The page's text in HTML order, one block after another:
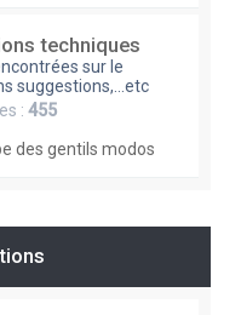
techniques
sur le
suggestions,...etc
: 455
des gentils modos